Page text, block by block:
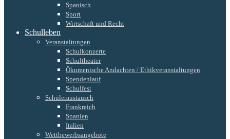
Spanisch
Sport
Wirtschaft und Recht
Schulleben
Veranstaltungen
Schulkonzerte
Schultheater
Ökumenische Andachten / Ethikveranstaltungen
Spendenlauf
Schulfest
Schüleraustausch
Frankreich
Spanien
Italien
Wettbewerbsangebote